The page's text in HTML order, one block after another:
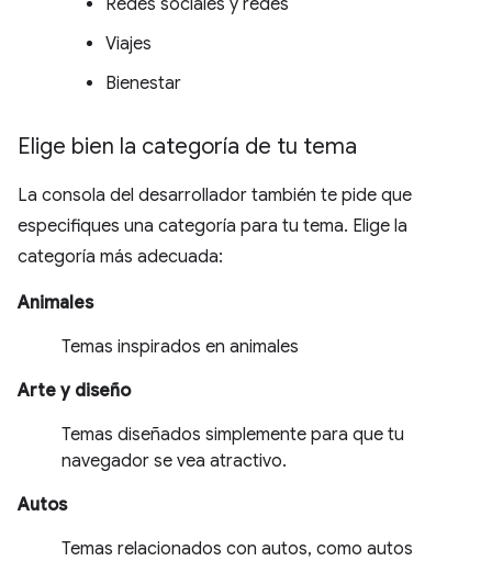
Redes sociales y redes
Viajes
Bienestar
Elige bien la categoría de tu tema
La consola del desarrollador también te pide que
especifiques una categoría para tu tema. Elige la
categoría más adecuada:
Animales
Temas inspirados en animales
Arte y diseño
Temas diseñados simplemente para que tu
navegador se vea atractivo.
Autos
Temas relacionados con autos, como autos